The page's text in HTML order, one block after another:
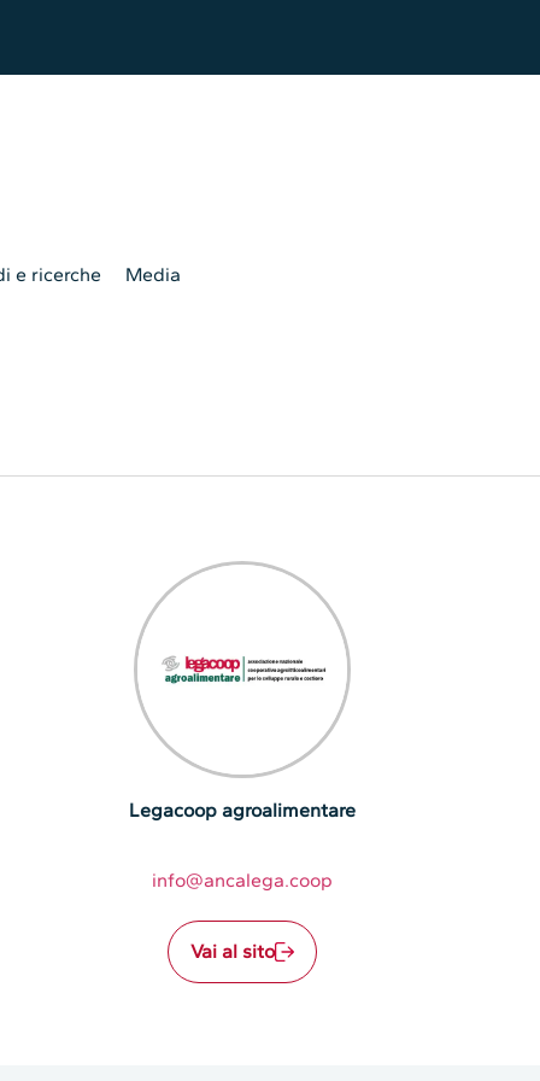
e ricerche Media
Legacoop agroalimentare
info@ancalega.coop
Vai al sito